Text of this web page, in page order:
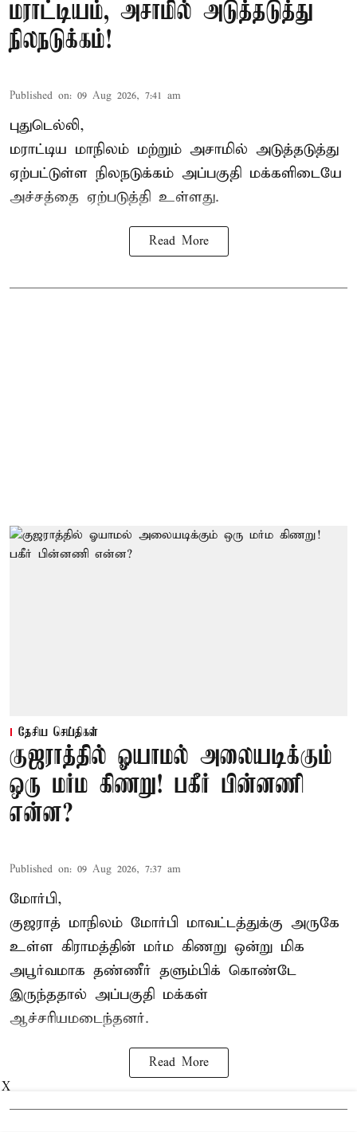
மராட்டியம், அசாமில் அடுத்தடுத்து
நிலநடுக்கம்!
Published on: 09 Aug 2026, 7:41 am
புதுடெல்லி,
மராட்டிய மாநிலம் மற்றும் அசாமில் அடுத்தடுத்து
ஏற்பட்டுள்ள நிலநடுக்கம் அப்பகுதி மக்களிடையே
அச்சத்தை ஏற்படுத்தி உள்ளது.
Read More
தேசிய செய்திகள்
குஜராத்தில் ஓயாமல் அலையடிக்கும்
ஒரு மர்ம கிணறு! பகீர் பின்னணி
என்ன?
Published on: 09 Aug 2026, 7:37 am
மோர்பி,
குஜராத் மாநிலம் மோர்பி மாவட்டத்துக்கு அருகே
உள்ள கிராமத்தின் மர்ம கிணறு ஒன்று மிக
அபூர்வமாக தண்ணீர் தளும்பிக் கொண்டே
இருந்ததால் அப்பகுதி மக்கள்
ஆச்சரியமடைந்தனர்.
Read More
X